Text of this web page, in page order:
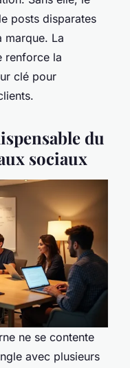
posts disparates
marque. La
renforce la
clé pour
du
sociaux
ne se contente
avec plusieurs